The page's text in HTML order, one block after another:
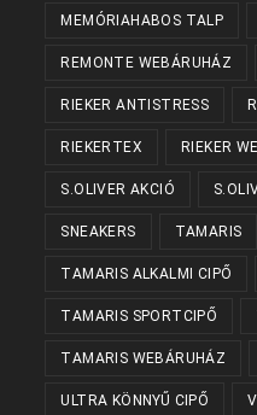
MEMÓRIAHABOS TALP
REMONTE WEBÁRUHÁZ
RIEKER ANTISTRESS
RIEKERTEX RIEKER
S.OLIVER AKCIÓ
SNEAKERS TAMARIS
TAMARIS ALKALMI CIPŐ
TAMARIS SPORTCIPŐ
TAMARIS WEBÁRUHÁZ
ULTRA KÖNNYŰ CIPŐ